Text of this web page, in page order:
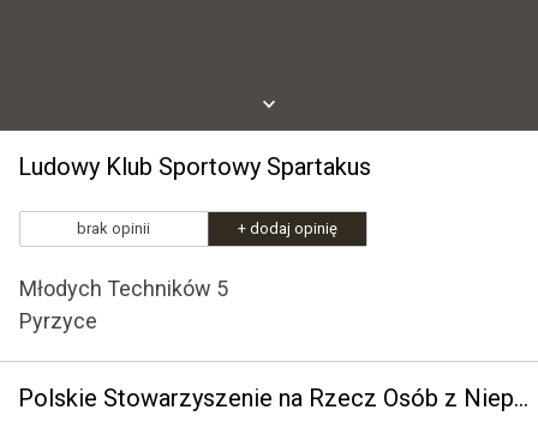
Ludowy Klub Sportowy Spartakus
brak opinii + dodaj opinię
Młodych Techników 5
Pyrzyce
Polskie Stowarzyszenie na Rzecz Osób z Niepełnosprawnością Intelektualną Koło w Pyrzycach